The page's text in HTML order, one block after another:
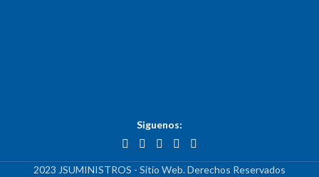
Siguenos:
2023 JSUMINISTROS - Sitio Web. Derechos Reservados